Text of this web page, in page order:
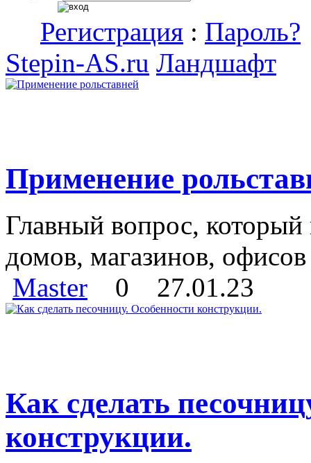
Регистрация : Пароль?
Stepin-AS.ru Ландшафт
Применение
Главный вопрос, который
домов, магазинов,
Master
0 27.01.23
Как сделать
конструкции.